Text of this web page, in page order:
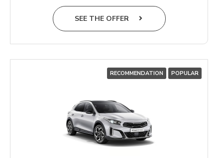
SEE THE OFFER
RECOMMENDATION POPULAR